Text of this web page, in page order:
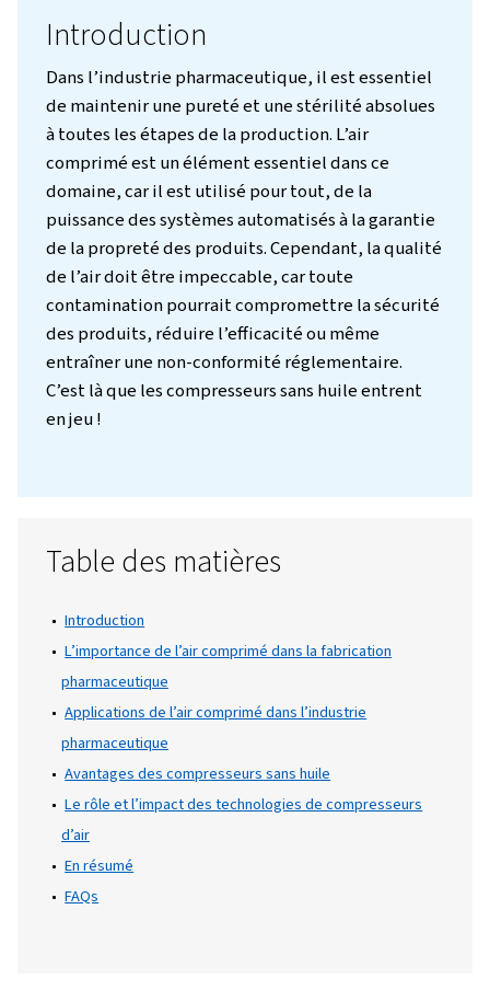
Introduction
à toutes les étapes de la production. L’air
domaine, car il est utilisé pour tout, de la
puissance des systèmes automatisés à la
de la propreté des produits. Cependant, la
de l’air doit être impeccable, car toute
contamination pourrait compromettre la
des produits, réduire l’efficacité ou même
entraîner une non-conformité
C’est là que les compresseurs sans huile
en jeu !